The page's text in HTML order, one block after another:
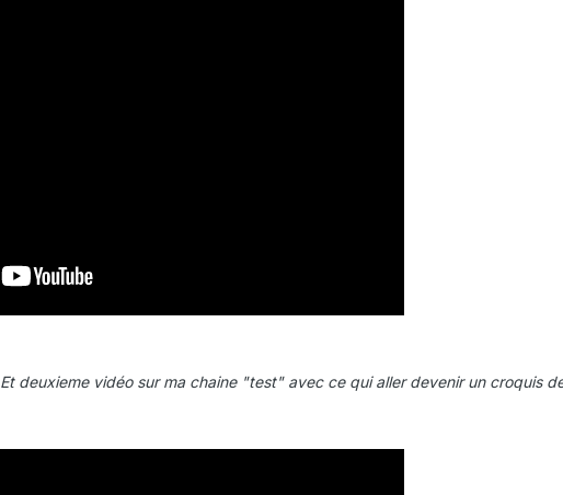
Et deuxieme vidéo sur ma chaine "test" avec ce qui aller devenir un croquis